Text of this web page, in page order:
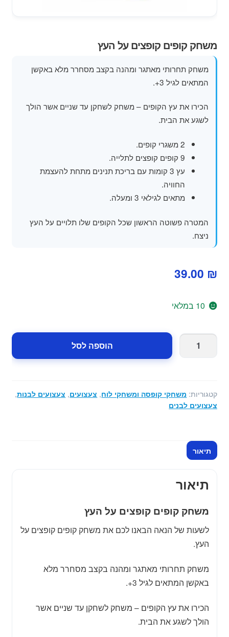
פופים
משחק קופים קופצים על העץ
משחק תחרותי מאתגר ומהנה בקצב מסחרר מלא באקשן
המתאים לגיל 3+.
הכירו את עץ הקופים – משחק לשחקן עד שניים אשר הולך
לשגע את הבית.
2 משגרי קופים.
9 קופים קופצים לתלייה.
עץ 3 קומות עם בריכת תנינים מתחת להעצמת
החוויה.
מתאים לגילאי 3 ומעלה.
המטרה פשוטה הראשון שכל הקופים שלו תלויים על העץ
ניצח.
39.00 ₪
10 במלאי
כמות
קופצים
על
הוספה לסל
קטגוריות: משחקי קופסה ומשחקי לוח, צעצועים, צעצועים לבנות,
צעצועים לבנים
תיאור
תיאור
משחק קופים קופצים על העץ
לשעות של הנאה הבאנו לכם את משחק קופים קופצים על
העץ.
משחק תחרותי מאתגר ומהנה בקצב מסחרר מלא
באקשן המתאים לגיל 3+.
הכירו את עץ הקופים – משחק לשחקן עד שניים אשר
הולך לשגע את הבית.